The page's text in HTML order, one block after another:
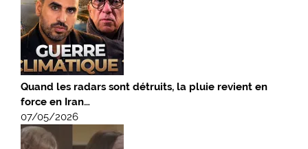
Quand les radars sont détruits, la pluie revient en
force en Iran…
07/05/2026